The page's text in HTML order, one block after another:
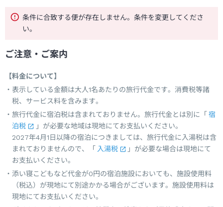
条件に合致する便が存在しません。条件を変更してくださ
い。
ご注意・ご案内
【料金について】
表示している金額は大人1名あたりの旅行代金です。消費税等諸
税、サービス料を含みます。
旅行代金に宿泊税は含まれておりません。旅行代金とは別に「 宿
泊税
」が必要な地域は現地にてお支払いください。
2027年4月1日以降の宿泊につきましては、旅行代金に入湯税は含
まれておりませんので、「 入湯税
」が必要な場合は現地にて
お支払いください。
添い寝こどもなど代金が0円の宿泊施設においても、施設使用料
（税込）が現地にて別途かかる場合がございます。施設使用料は
現地にてお支払いください。